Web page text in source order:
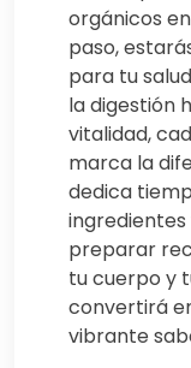
orgánicos
paso,
para tu
la digestión
vitalidad,
marca la
dedica
preparar
tu cuerpo y
convertirá
vibrante